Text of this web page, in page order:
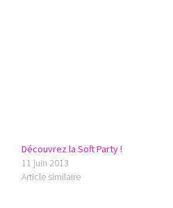
Découvrez la Soft Party !
11 juin 2013
Article similaire